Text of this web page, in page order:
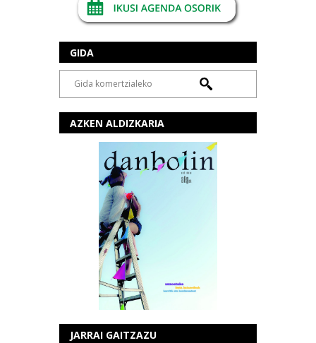
GIDA
AZKEN ALDIZKARIA
JARRAI GAITZAZU